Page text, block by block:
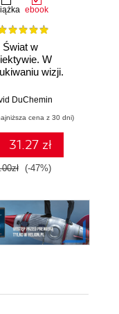
ebook
Świat w
W
wizji.
DuChemin
cena z 30 dni)
31.27 zł
(-47%)